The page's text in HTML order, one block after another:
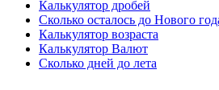
Калькулятор дробей
Сколько осталось до Нового
Калькулятор возраста
Калькулятор Валют
Сколько дней до лета